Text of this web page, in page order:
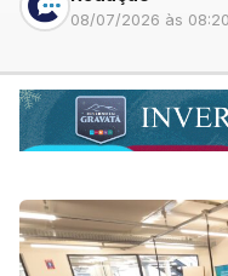
08/07/2026 às 08:20